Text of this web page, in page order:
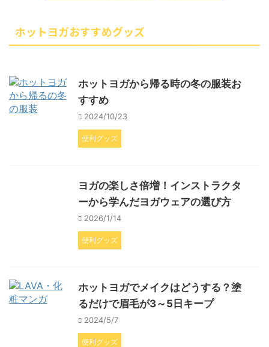
ホットヨガおすすめグッズ
ホットヨガから帰る時の冬の服装お
すすめ
2024/10/23
便利グッズ
ヨガの楽しさ倍増！インストラクタ
ーから学んだヨガウェアの選び方
2026/1/14
便利グッズ
ホットヨガでメイクはどうする？塗
るだけで眉毛が3～5日キープ
2024/5/7
便利グッズ